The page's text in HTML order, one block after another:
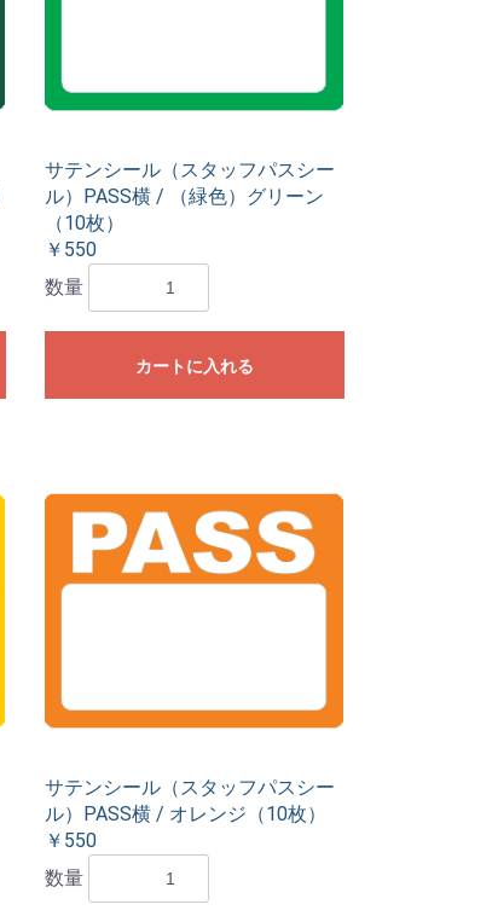
サテンシール（スタッフパスシー
ル）PASS横 / （緑色）グリーン
（10枚）
￥550
数量
カートに入れる
サテンシール（スタッフパスシー
ル）PASS横 / オレンジ（10枚）
￥550
数量